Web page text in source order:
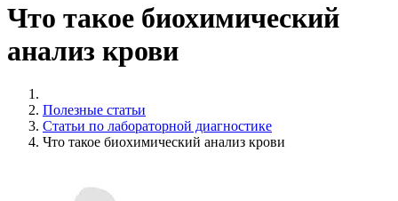
Что такое биохимический
анализ крови
Полезные статьи
Статьи по лабораторной диагностике
Что такое биохимический анализ крови